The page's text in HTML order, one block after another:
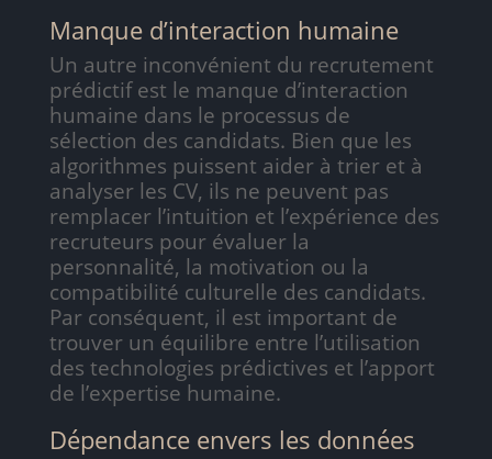
Manque d’interaction humaine
Un autre inconvénient du recrutement
prédictif est le manque d’interaction
humaine dans le processus de
sélection des candidats. Bien que les
algorithmes puissent aider à trier et à
analyser les CV, ils ne peuvent pas
remplacer l’intuition et l’expérience des
recruteurs pour évaluer la
personnalité, la motivation ou la
compatibilité culturelle des candidats.
Par conséquent, il est important de
trouver un équilibre entre l’utilisation
des technologies prédictives et l’apport
de l’expertise humaine.
Dépendance envers les données